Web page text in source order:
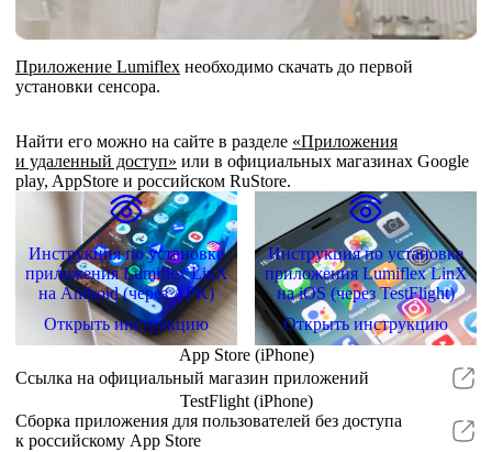
Приложение Lumiflex необходимо скачать до первой
установки сенсора.
Найти его можно на сайте в разделе «Приложения
и удаленный доступ» или в официальных магазинах Google
play, AppStore и российском RuStore.
Инструкция по установке
приложения Lumiflex LinX
на Android (через APK)
Открыть инструкцию
Инструкция по установке
приложения Lumiflex LinX
на iOS (через TestFlight)
Открыть инструкцию
App Store (iPhone)
Ссылка на официальный магазин приложений
TestFlight (iPhone)
Сборка приложения для пользователей без доступа
к российскому App Store